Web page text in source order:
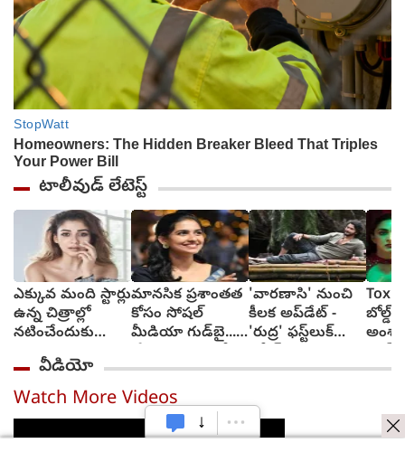
టాలీవుడ్ లేటెస్ట్
ఎక్కువ మంది స్టార్లు
ఉన్న చిత్రాల్లో
నటించేందుకు
జంకుతాను :
నయనతార
మానసిక ప్రశాంతత
కోసం సోషల్
మీడియా గుడ్‌బై...
వెల్లడి
'వారణాసి' నుంచి
కీలక అప్‌డేట్ -
'రుద్ర' ఫస్ట్‌లుక్
బోల్డ్,
వీడియో
Watch More Videos